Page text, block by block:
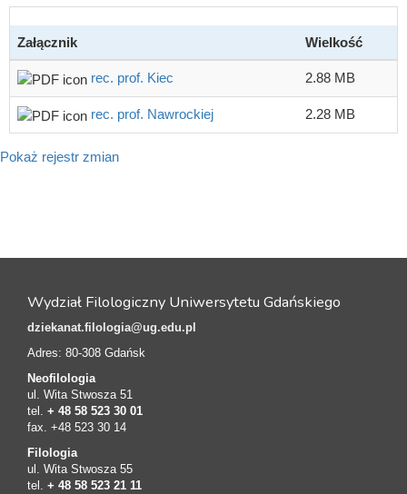
Załącznik Wielkość
rec. prof. Kiec 2.88 MB
rec. prof. Nawrockiej 2.28 MB
Pokaż rejestr zmian
Wydział Filologiczny Uniwersytetu Gdańskiego
dziekanat.filologia@ug.edu.pl
Adres: 80-308 Gdańsk
Neofilologia
ul. Wita Stwosza 51
tel. + 48 58 523 30 01
fax. +48 523 30 14
Filologia
ul. Wita Stwosza 55
tel. + 48 58 523 21 11